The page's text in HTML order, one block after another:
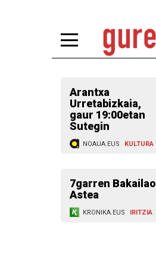
Arantxa
Urretabizkaia,
gaur 19:00etan
Sutegin
NOAUA.EUS KULTURA
7garren Bakailao
Astea
KRONIKA.EUS IRITZIA